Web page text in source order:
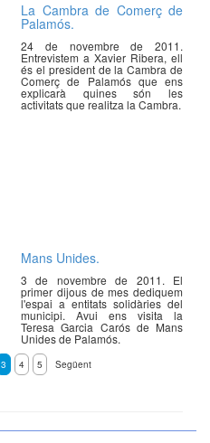
La Cambra de Comerç de
Palamós.
24 de novembre de 2011.
Entrevistem a Xavier Ribera, ell
és el president de la Cambra de
Comerç de Palamós que ens
explicarà quines són les
activitats que realitza la Cambra.
Mans Unides.
3 de novembre de 2011. El
primer dijous de mes dediquem
l'espai a entitats solidàries del
municipi. Avui ens visita la
Teresa Garcia Carós de Mans
Unides de Palamós.
3 4 5 Següent